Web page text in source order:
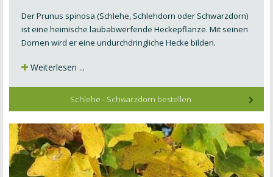
Der Prunus spinosa (Schlehe, Schlehdorn oder Schwarzdorn)
ist eine heimische laubabwerfende Heckepflanze. Mit seinen
Dornen wird er eine undurchdringliche Hecke bilden.
Weiterlesen ...
Schlehe - Schwarzdorn bestellen